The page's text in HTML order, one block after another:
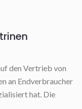
den Vertrieb von
an Endverbraucher
hat. Die